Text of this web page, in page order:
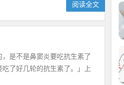
阅读全文
是不是鼻窦炎要吃抗生素了
了好几轮的抗生素了。」上